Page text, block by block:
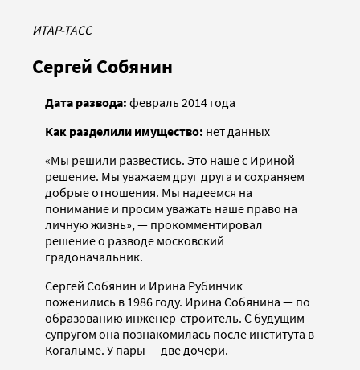
ИТАР-ТАСС
Сергей Собянин
Дата развода: февраль 2014 года
Как разделили имущество: нет данных
«Мы решили развестись. Это наше с Ириной
решение. Мы уважаем друг друга и сохраняем
добрые отношения. Мы надеемся на
понимание и просим уважать наше право на
личную жизнь», — прокомментировал
решение о разводе московский
градоначальник.
Сергей Собянин и Ирина Рубинчик
поженились в 1986 году. Ирина Собянина — по
образованию инженер-строитель. С будущим
супругом она познакомилась после института в
Когалыме. У пары — две дочери.